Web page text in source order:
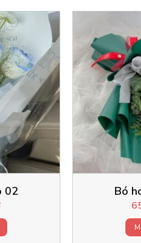
02 Bó